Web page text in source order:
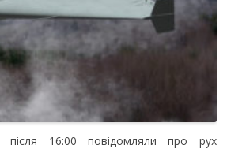
після 16:00 повідомляли про рух